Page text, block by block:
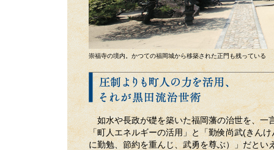
崇福寺の境内。かつての福岡城から移築された正門も残っている
如水や長政が礎を築いた福岡藩の治世を、一
「町人エネルギーの活用」と「勤倹尚武(きん
に勤勉、節約を重んじ、武勇を尊ぶ）」だとい